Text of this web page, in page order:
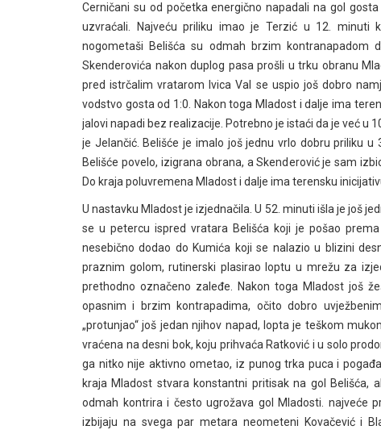
Cerničani su od početka energično napadali na gol
uzvraćali. Najveću priliku imao je Terzić u 12. minuti
nogometaši Belišća su odmah brzim kontranapadom
Skenderovića nakon duplog pasa prošli u trku obranu
pred istrčalim vratarom Ivica Val se uspio još dobro
vodstvo gosta od 1:0. Nakon toga Mladost i dalje ima
jalovi napadi bez realizacije. Potrebno je istaći da je već u
je Jelančić. Belišće je imalo još jednu vrlo dobru priliku
Belišće povelo, izigrana obrana, a Skenderović je sam
Do kraja poluvremena Mladost i dalje ima terensku
U nastavku Mladost je izjednačila. U 52. minuti išla je još
se u petercu ispred vratara Belišća koji je pošao
nesebično dodao do Kumića koji se nalazio u blizini
praznim golom, rutinerski plasirao loptu u mrežu za
prethodno označeno zaleđe. Nakon toga Mladost još
opasnim i brzim kontrapadima, očito dobro
„protunjao“ još jedan njihov napad, lopta je teškom
vraćena na desni bok, koju prihvaća Ratković i u solo
ga nitko nije aktivno ometao, iz punog trka puca i
kraja Mladost stvara konstantni pritisak na gol Belišća,
odmah kontrira i često ugrožava gol Mladosti. najveće
izbijaju na svega par metara neometeni Kovačević i